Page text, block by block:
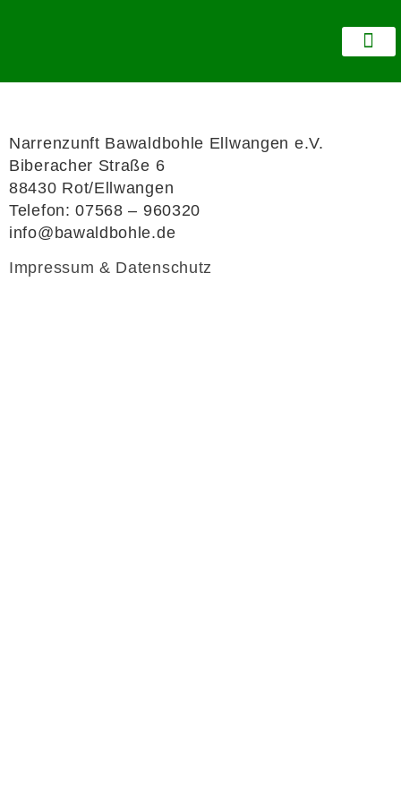
Narrenzunft Bawaldbohle Ellwangen e.V.
Biberacher Straße 6
88430 Rot/Ellwangen
Telefon: 07568 – 960320
info@bawaldbohle.de
Impressum & Datenschutz